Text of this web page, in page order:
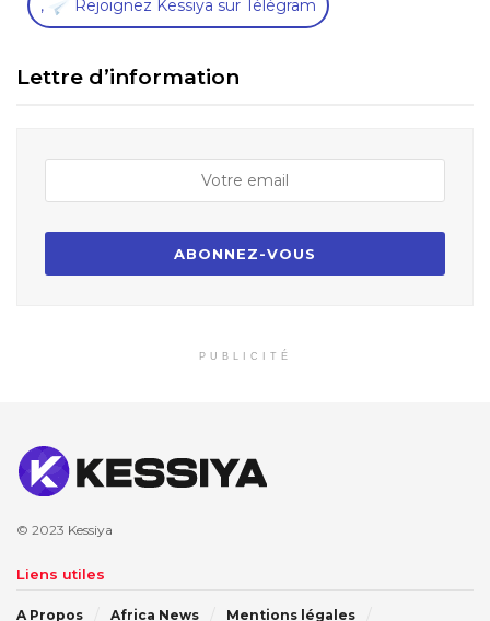
, Rejoignez Kessiya sur Télégram
Lettre d’information
PUBLICITÉ
© 2023 Kessiya
Liens utiles
A Propos Africa News Mentions légales